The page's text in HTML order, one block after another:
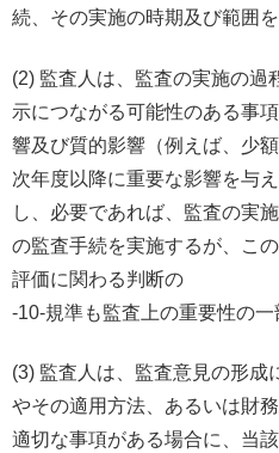
続、その実施の時期及び範囲
(2) 監査人は、監査の実施の過
示につながる可能性のある事
響及び質的影響（例えば、少
次年度以降に重要な影響を与
し、必要であれば、監査の実
の監査手続を実施するが、こ
評価に関わる判断の
-10-規準も監査上の重要性の一
(3) 監査人は、監査意見の形成
やその適用方法、あるいは財
適切な事項がある場合に、当